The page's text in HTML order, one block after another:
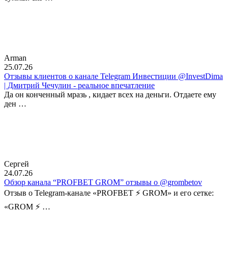
Arman
25.07.26
Отзывы клиентов о канале Telegram Инвестиции @InvestDima
| Дмитрий Чечулин - реальное впечатление
Да он конченный мразь , кидает всех на деньги. Отдаете ему
ден …
Сергей
24.07.26
Обзор канала “PROFBET GROM” отзывы о @grombetov
Отзыв о Telegram-канале «PROFBET ⚡️ GROM» и его сетке:
«GROM ⚡️ …